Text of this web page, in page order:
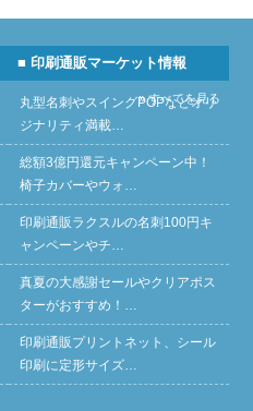
■ 印刷通販マーケット情報
» すべてを見る
丸型名刺やスイングPOPなどオリ
ジナリティ満載…
総額3億円還元キャンペーン中！
椅子カバーやウォ…
印刷通販ラクスルの名刺100円キ
ャンペーンやチ…
真夏の大感謝セールやクリアポス
ターがおすすめ！…
印刷通販プリントネット、シール
印刷に定形サイズ…